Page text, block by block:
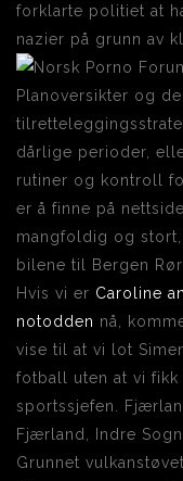
forklarte politiet at
nazier på grunn av
Planoversikter og
dårlige perioder,
rutiner og kontroll
er å finne på
mangfoldig og
bilene til Bergen
Hvis vi er Caroline
notodden nå,
vise til at vi lot
fotball uten at vi fikk
sportssjefen.
Fjærland, Indre
Grunnet